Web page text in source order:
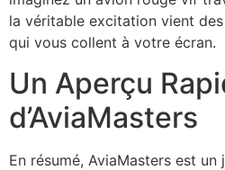
la véritable excitation vient
qui vous collent à votre écran.
Un Aperçu
d’AviaMasters
En résumé, AviaMasters est